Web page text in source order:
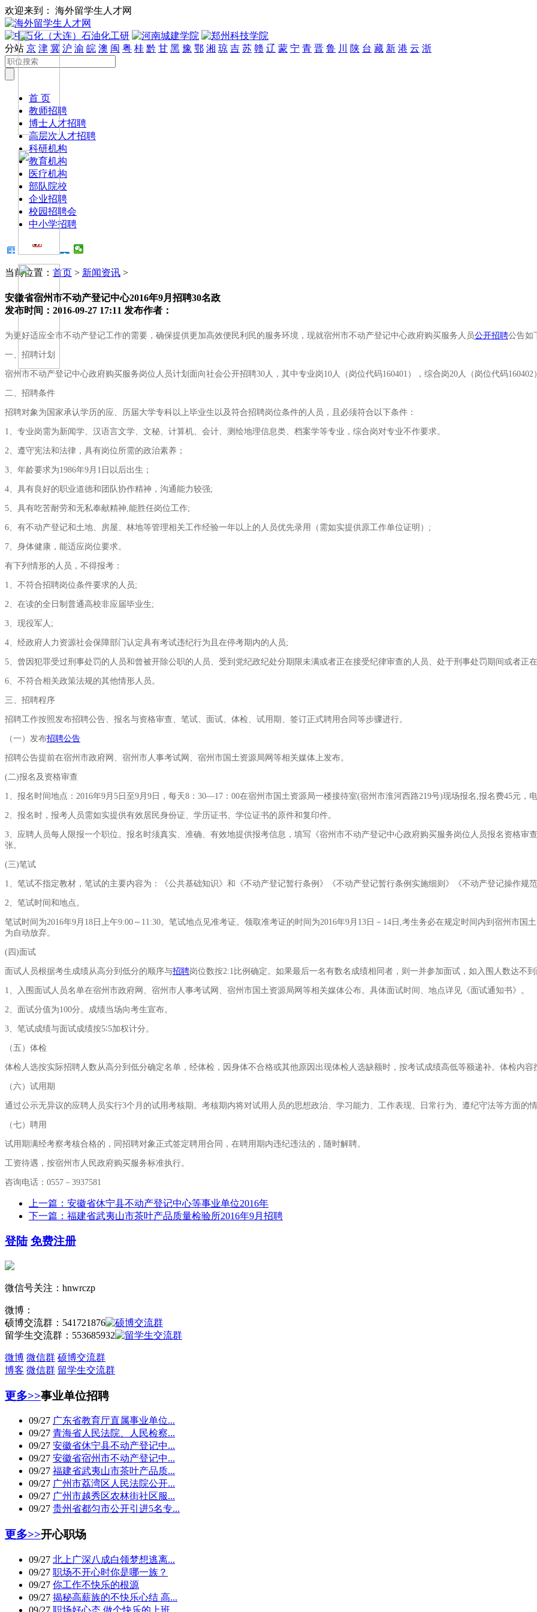
欢迎来到： 海外留学生人才网
分站 京 津 冀 沪 渝 皖 澳 闽 粤 桂 黔 甘 黑 豫 鄂 湘 琼 吉 苏 赣 辽 蒙 宁 青 晋 鲁 川 陕 台 藏 新 港 云 浙
首 页
教师招聘
博士人才招聘
高层次人才招聘
科研机构
教育机构
医疗机构
部队院校
企业招聘
校园招聘会
中小学招聘
当前位置： 首页 > 新闻资讯 >
安徽省宿州市不动产登记中心2016年9月招聘30名政
发布时间：2016-09-27 17:11 发布作者：
为更好适应全市不动产登记工作的需要，确保提供更加高效便民利民的服务环境，现就宿州市不动产登记中心政府购买服务人员公开招聘公告如
一、招聘计划
宿州市不动产登记中心政府购买服务岗位人员计划面向社会公开招聘30 人，其中专业岗10 人（岗位代码160401 ），综合岗20 人（岗位代码160402
二、招聘条件
招聘对象为国家承认学历的应、历届大学专科以上毕业生以及符合招聘岗位条件的人员，且必须符合以下条件：
1 、专业岗需为新闻学、汉语言文学、文秘、计算机、会计、测绘地理信息类、档案学等专业，综合岗对专业不作要求。
2 、遵守宪法和法律，具有岗位所需的政治素养；
3 、年龄要求为1986年9 月 1 日 以后出生；
4 、具有良好的职业道德和团队协作精神，沟通能力较强;
5 、具有吃苦耐劳和无私奉献精神 能胜任岗位工作;
6 、有不动产登记和土地、房屋、林地等管理相关工作经验一年以上的人员优先录用（需如实提供原工作单位证明） ;
7 、身体健康，能适应岗位要求。
有下列情形的人员，不得报考：
1 、不符合招聘岗位条件要求的人员;
2 、在读的全日制普通高校非应届毕业生;
3 、现役军人 ;
4 、经政府人力资源社会保障部门认定具有考试违纪行为且在停考期内的人员;
5 、曾因犯罪受过刑事处罚的人员和曾被开除公职的人员、受到党纪政纪处分期限未满或者正在接受纪律审查的人员、处于刑事处罚期间或者正
6 、不符合相关政策法规的其他情形人员。
三、招聘程序
招聘工作按照发布招聘公告、报名与资格审查、笔试、面试、体检、试用期、签订正式聘用合同等步骤进行。
（一）发布招聘公告
招聘公告提前在宿州市政府网、宿州市人事考试网、宿州市国土资源局网等相关媒体上发布。
( 二)报名及资格审查
1 、报名时间地点： 2016年9 月 5日至9 月 9日 ，每天8 ： 30—17 ： 00在宿州市国土资源局一楼接待室(宿州市淮河西路219号)现场报名 报名费45元，
2 、报名时，报考人员需如实提供有效居民身份证、学历证书、学位证书的原件和复印件。
3 、应聘人员每人限报一个职位。报名时须真实、准确、有效地提供报考信息，填写《宿州市不动产登记中心政府购买服务岗位人员报名资格审查
张。
(三)笔试
1 、笔试不指定教材，笔试的主要内容为：《公共基础知识》和《不动产登记暂行条例》《不动产登记暂行条例实施细则》《不动产登记操作规范
2 、笔试时间和地点。
笔试时间为2016年9 月 18日上午9:00 ～ 11:30。笔试地点见准考证。领取准考证的时间为2016年9 月 13日－ 14日 考生务必在规定时间内到宿州市国
为自动放弃。
(四)面试
面试人员根据考生成绩从高分到低分的顺序与招聘岗位数按2:1 比例确定。如果最后一名有数名成绩相同者，则一并参加面试，如入围人数达不
1 、入围面试人员名单在宿州市政府网、宿州市人事考试网、宿州市国土资源局网等相关媒体公布。具体面试时间、地点详见《面试通知书》。
2 、面试分值为100分。成绩当场向考生宣布。
3 、笔试成绩与面试成绩按5∶5加权计分。
（五）体检
体检人选按实际招聘人数从高分到低分确定名单，经体检，因身体不合格或其他原因出现体检人选缺额时，按考试成绩高低等额递补。体检内
（六）试用期
通过公示无异议的应聘人员实行3个月的试用考核期。考核期内将对试用人员的思想政治、学习能力、工作表现、日常行为、遵纪守法等方面的情
（七）聘用
试用期满经考察考核合格的，同招聘对象正式签定聘用合同，在聘用期内违纪违法的，随时解聘。
工资待遇，按宿州市人民政府购买服务标准执行。
咨询电话： 0557 － 3937581
上一篇：安徽省休宁县不动产登记中心等事业单位2016年
下一篇：福建省武夷山市茶叶产品质量检验所2016年9月招聘
登陆 免费注册
微信号关注：hnwrczp
微博：
硕博交流群： 541721876
留学生交流群： 553685932
微博 微信群 硕博交流群
博客 微信群 留学生交流群
更多>>事业单位招聘
09/27 广东省教育厅直属事业单位...
09/27 青海省人民法院、人民检察...
09/27 安徽省休宁县不动产登记中...
09/27 安徽省宿州市不动产登记中...
09/27 福建省武夷山市茶叶产品质...
09/27 广州市荔湾区人民法院公开...
09/27 广州市越秀区农林街社区服...
09/27 贵州省都匀市公开引进5名专...
更多>>开心职场
09/27 北上广深八成白领梦想逃离...
09/27 职场不开心时你是哪一族？
09/27 你工作不快乐的根源
09/27 揭秘高薪族的不快乐心结 高...
09/27 职场好心态 做个快乐的上班...